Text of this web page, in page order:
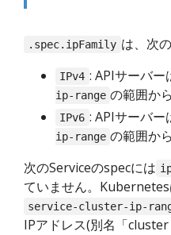
.spec.ipFamily は、次
IPv4 : APIサーバー
ip-range の範囲か
IPv6 : APIサーバー
ip-range の範囲か
次のServiceのspecには
ていません。
service-cluster-ip-
IPアドレス(別名「cluster